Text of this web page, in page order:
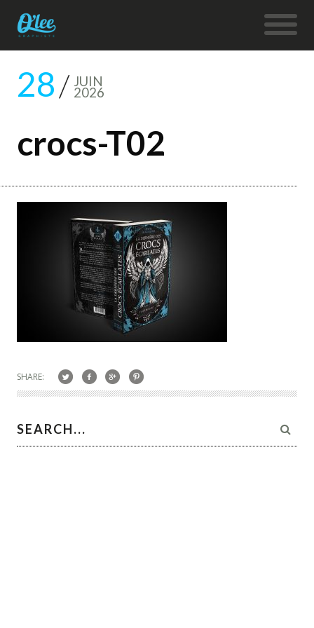
28 JUIN
2026
crocs-T02
SHARE: